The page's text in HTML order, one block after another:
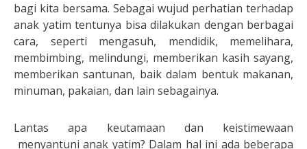
bagi kita bersama. Sebagai wujud perhatian terhadap
anak yatim tentunya bisa dilakukan dengan berbagai
cara, seperti mengasuh, mendidik, memelihara,
membimbing, melindungi, memberikan kasih sayang,
memberikan santunan, baik dalam bentuk makanan,
minuman, pakaian, dan lain sebagainya.
Lantas apa keutamaan dan keistimewaan
menyantuni anak yatim? Dalam hal ini ada beberapa